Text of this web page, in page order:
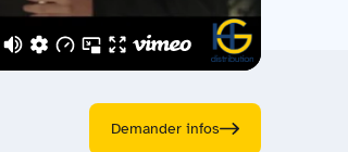
Demander infos